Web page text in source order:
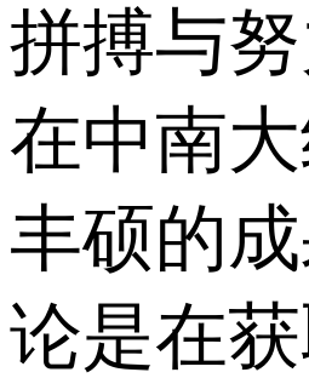
拼搏与
在中南
丰硕的
论是在